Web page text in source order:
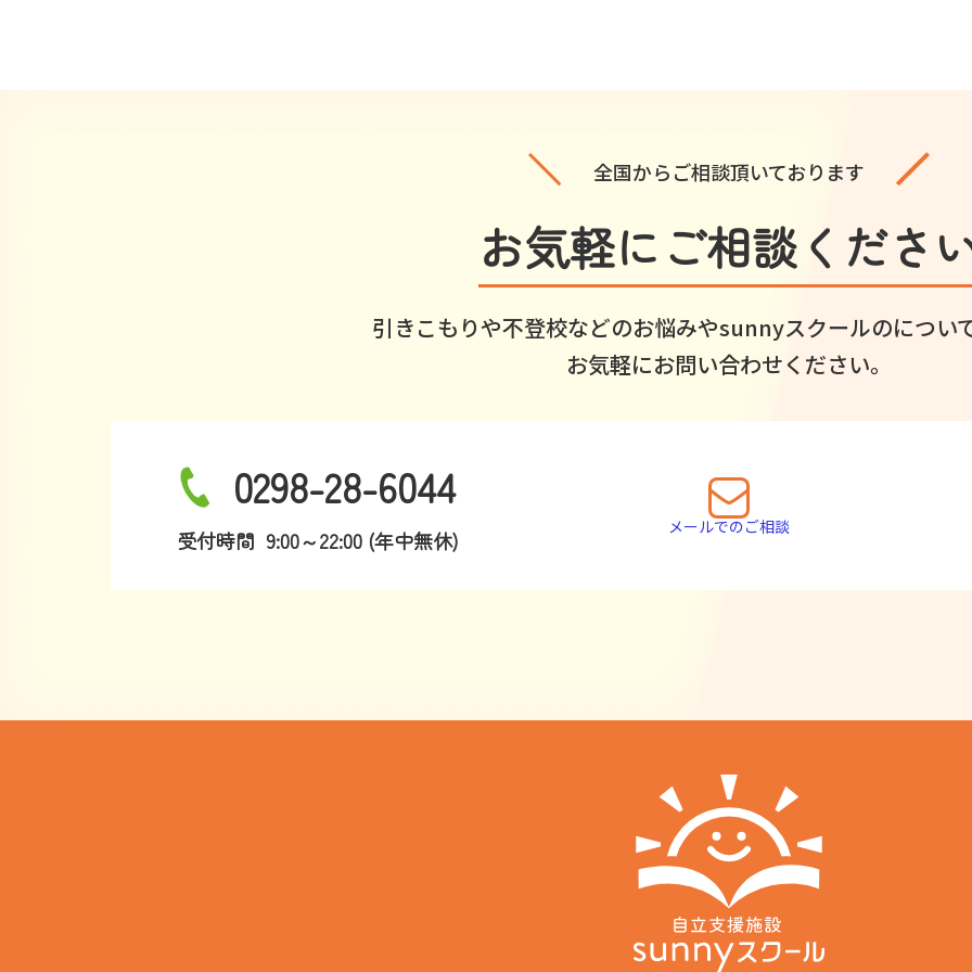
全国からご相談頂いております
お気軽にご相談くださ
引きこもりや不登校などのお悩みやsunnyスクールのについ
お気軽にお問い合わせください。
0298-28-6044
受付時間 9:00～22:00 (年中無休) メールでのご相談